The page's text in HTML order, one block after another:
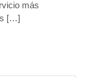
más
[…]